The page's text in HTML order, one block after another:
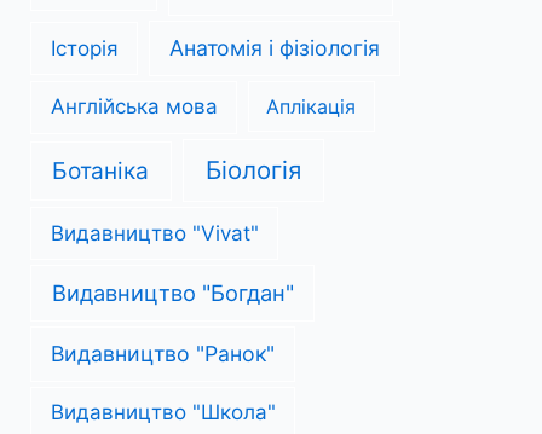
Історія Анатомія і фізіологія
Англійська мова Аплікація
Ботаніка Біологія
Видавництво "Vivat"
Видавництво "Богдан"
Видавництво "Ранок"
Видавництво "Школа"